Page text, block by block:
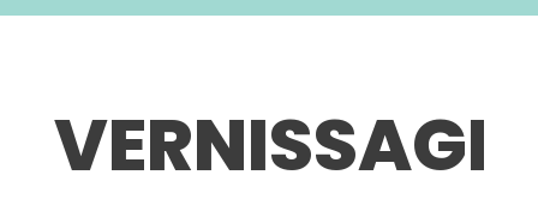
VERNISSAGE